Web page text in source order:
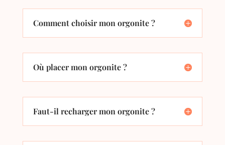
Comment choisir mon orgonite ?
Où placer mon orgonite ?
Faut-il recharger mon orgonite ?